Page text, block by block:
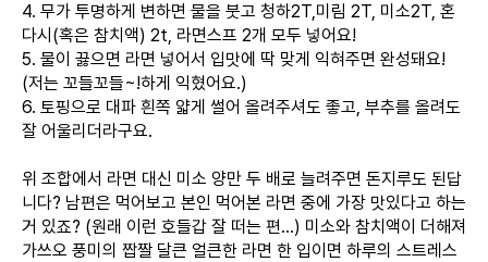
4. 무가 투명하게 변하면 물을 붓고 청하2T,미림 2T, 미소2T, 혼
다시(혹은 참치액) 2t, 라면스프 2개 모두 넣어요!
5. 물이 끓으면 라면 넣어서 입맛에 딱 맞게 익혀주면 완성돼요!
(저는 꼬들꼬들~!하게 익혔어요.)
6. 토핑으로 대파 흰쪽 얇게 썰어 올려주셔도 좋고, 부추를 올려도
잘 어울리더라구요.
위 조합에서 라면 대신 미소 양만 두 배로 늘려주면 돈지루도 된답
니다? 남편은 먹어보고 본인 먹어본 라면 중에 가장 맛있다고 하는
거 있죠? (원래 이런 호들갑 잘 떠는 편...) 미소와 참치액이 더해져
가쓰오 풍미의 짭짤 달큰 얼큰한 라면 한 입이면 하루의 스트레스